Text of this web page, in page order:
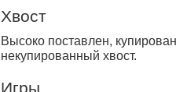
Хвост
Высоко поставлен,
некупированный хвост.
Игры